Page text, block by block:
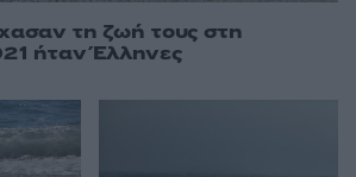
τη ζωή τους στη
ήταν Έλληνες